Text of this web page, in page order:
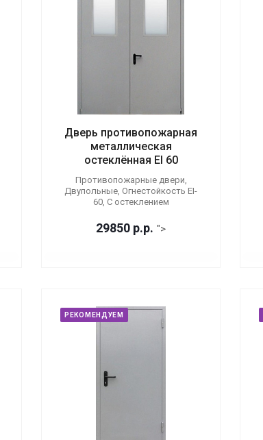
Дверь противопожарная
металлическая
остеклённая EI 60
Противопожарные двери,
Двупольные, Огнестойкость EI-
60, С остеклением
29850 р.р. ">
РЕКОМЕНДУЕМ